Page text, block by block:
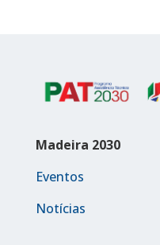
Madeira 2030
Eventos
Notícias